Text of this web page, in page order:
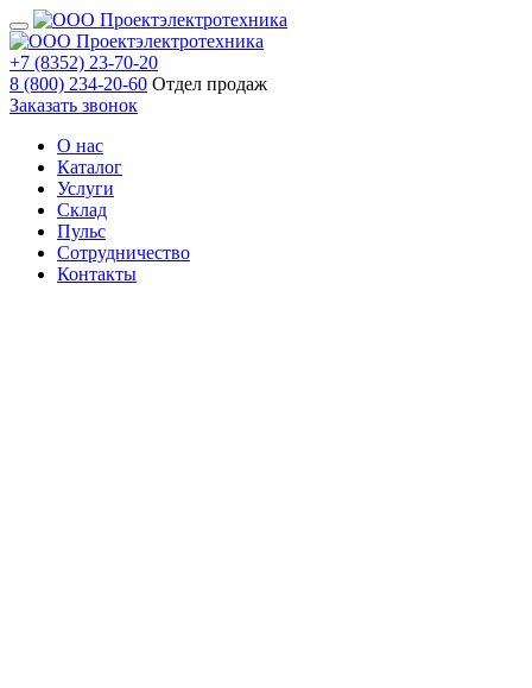
+7 (8352) 23-70-20
8 (800) 234-20-60 Отдел продаж
Заказать звонок
О нас
Каталог
Услуги
Склад
Пульс
Сотрудничество
Контакты